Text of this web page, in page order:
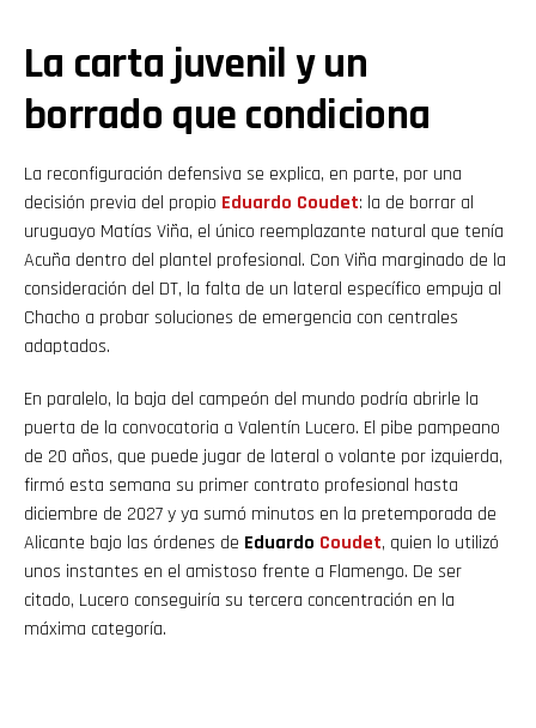
La carta juvenil y un
borrado que condiciona
La reconfiguración defensiva se explica, en parte, por una
decisión previa del propio Eduardo Coudet: la de borrar al
uruguayo Matías Viña, el único reemplazante natural que tenía
Acuña dentro del plantel profesional. Con Viña marginado de la
consideración del DT, la falta de un lateral específico empuja al
Chacho a probar soluciones de emergencia con centrales
adaptados.
En paralelo, la baja del campeón del mundo podría abrirle la
puerta de la convocatoria a Valentín Lucero. El pibe pampeano
de 20 años, que puede jugar de lateral o volante por izquierda,
firmó esta semana su primer contrato profesional hasta
diciembre de 2027 y ya sumó minutos en la pretemporada de
Alicante bajo las órdenes de Eduardo Coudet, quien lo utilizó
unos instantes en el amistoso frente a Flamengo. De ser
citado, Lucero conseguiría su tercera concentración en la
máxima categoría.